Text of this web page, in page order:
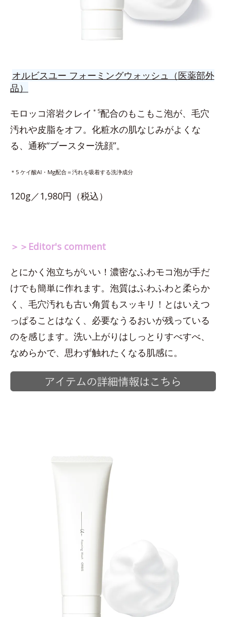
オルビスユー フォーミングウォッシュ（医薬部外
品）
モロッコ溶岩クレイ ＊5配合のもこもこ泡が、毛穴
汚れや皮脂をオフ。化粧水の肌なじみがよくな
る、通称“ブースター洗顔”。
＊5 ケイ酸Al・Mg配合＝汚れを吸着する洗浄成分
120g／1,980円（税込）
＞＞Editor's comment
とにかく泡立ちがいい！濃密なふわモコ泡が手だ
けでも簡単に作れます。泡質はふわふわと柔らか
く、毛穴汚れも古い角質もスッキリ！とはいえつ
っぱることはなく、必要なうるおいが残っている
のを感じます。洗い上がりはしっとりすべすべ、
なめらかで、思わず触れたくなる肌感に。